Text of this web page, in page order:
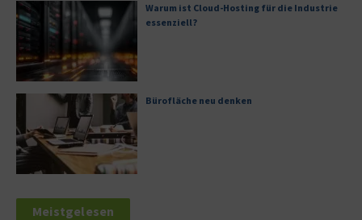
Warum ist Cloud-Hosting für die Industrie
essenziell?
Bürofläche neu denken
Meistgelesen